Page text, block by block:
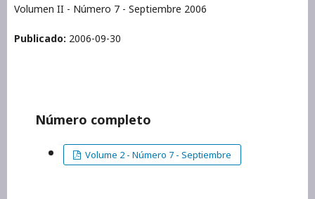
Volumen II - Número 7 - Septiembre 2006
Publicado: 2006-09-30
Número completo
Volume 2 - Número 7 - Septiembre